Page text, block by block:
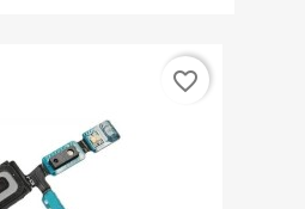
favorite_border